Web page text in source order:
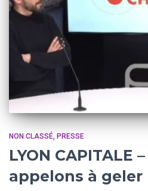
NON CLASSÉ PRESSE
LYON CAPITALE
appelons à geler